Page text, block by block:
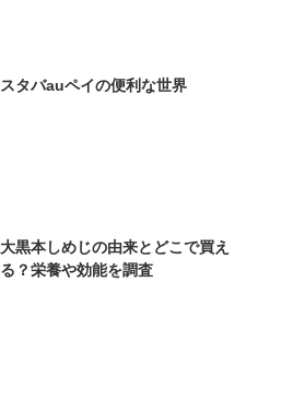
スタバauペイの便利な世界
大黒本しめじの由来とどこで買え
る？栄養や効能を調査